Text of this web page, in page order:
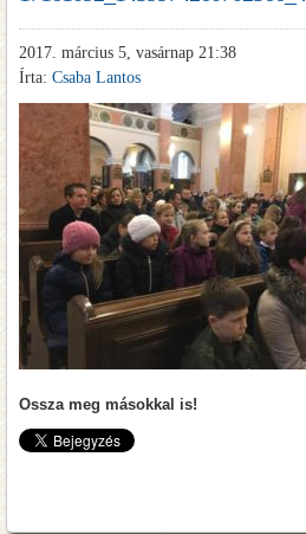
2017. március 5, vasárnap 21:38
Írta: Csaba Lantos
Ossza meg másokkal is!